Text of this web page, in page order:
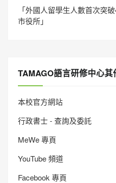
「外國人留學生人數首次突
市役所」
TAMAGO語言研修中心其
本校官方網站
行政書士 - 查詢及委託
MeWe 專頁
YouTube 頻道
Facebook 專頁